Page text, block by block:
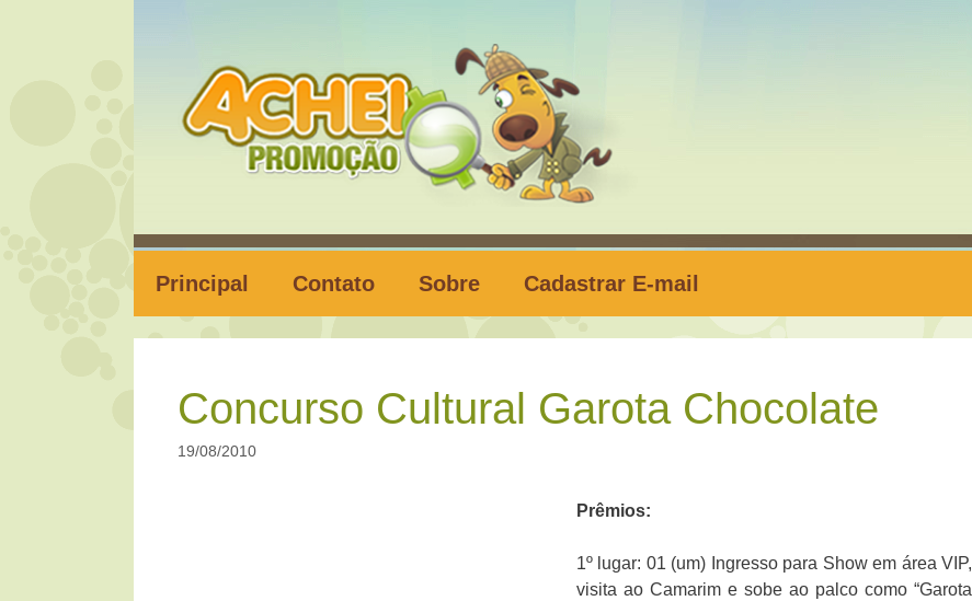
Principal Contato Sobre Cadastrar E-mail
Concurso Cultural Garota Chocolate
19/08/2010
Prêmios:
1º lugar: 01 (um) Ingresso para Show em área VIP,
visita ao Camarim e sobe ao palco como “Garota